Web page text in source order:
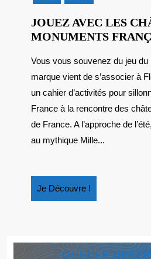
JOUEZ AVEC LES
MONUMENTS
Vous vous souvenez du jeu du Mille Bornes ? La
marque vient de s’associer à
un cahier d’activités pour
France à la rencontre des
de France. A l’approche de
au mythique Mille...
Je Découvre !
Découvre
QUELLE